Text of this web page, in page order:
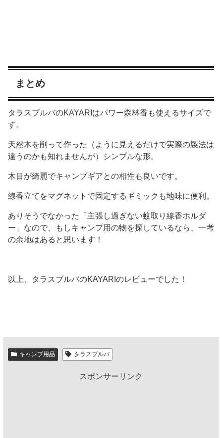
まとめ
タラスブルバのKAYARIはパワー森林香も使えるサイズで
す。
天然木を削って作った（ように見えるだけで実際の製法は
違うのかも知れませんが）シンプルな形。
木目が綺麗でキャンプギアとの相性も良いです。
線香立てをマグネットで固定するギミックも地味に便利。
ありそうでなかった「主張し過ぎない蚊取り線香ホルダ
ー」なので、もしキャンプ用の物を探しているなら、一考
の余地はあると思います！
以上、タラスブルバのKAYARIのレビューでした！
キャンプ用品 タラスブルバ
スポンサーリンク